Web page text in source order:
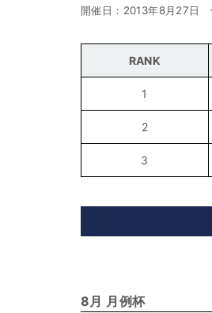
開催日：2013年8月27日
RANK
1
2
3
8月 月例杯